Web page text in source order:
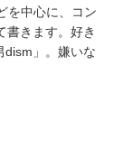
を中心に、コン
書きます。好き
dism」。嫌いな